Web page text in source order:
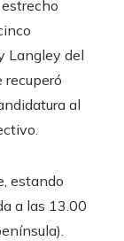
Langley del
recuperó
al
estando
a las 13.00